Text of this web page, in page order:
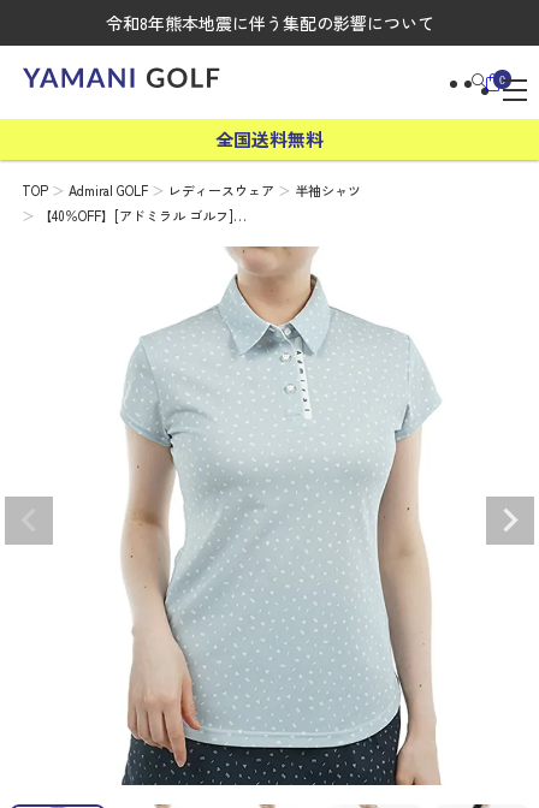
令和8年熊本地震に伴う集配の影響について
0
全国送料無料
TOP Admiral GOLF レディースウェア
半袖シャツ
【40％OFF】[アドミラル ゴルフ]…